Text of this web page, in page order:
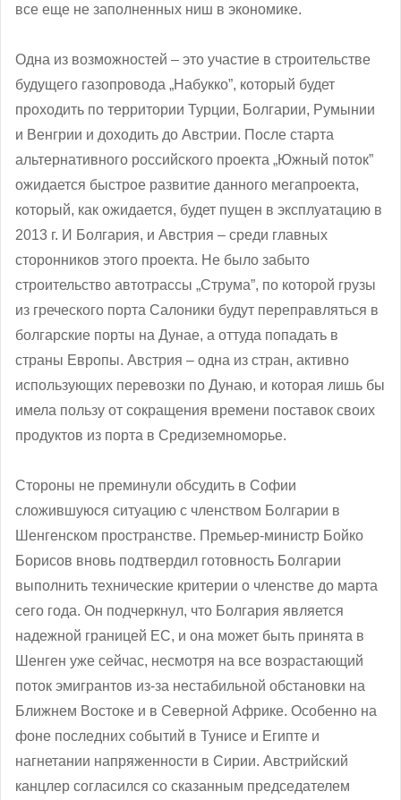
все еще не заполненных ниш в экономике.
Одна из возможностей – это участие в строительстве
будущего газопровода „Набукко”, который будет
проходить по территории Турции, Болгарии, Румынии
и Венгрии и доходить до Австрии. После старта
альтернативного российского проекта „Южный поток”
ожидается быстрое развитие данного мегапроекта,
который, как ожидается, будет пущен в эксплуатацию в
2013 г. И Болгария, и Австрия – среди главных
сторонников этого проекта. Не было забыто
строительство автотрассы „Струма”, по которой грузы
из греческого порта Салоники будут переправляться в
болгарские порты на Дунае, а оттуда попадать в
страны Европы. Австрия – одна из стран, активно
использующих перевозки по Дунаю, и которая лишь бы
имела пользу от сокращения времени поставок своих
продуктов из порта в Средиземноморье.
Стороны не преминули обсудить в Софии
сложившуюся ситуацию с членством Болгарии в
Шенгенском пространстве. Премьер-министр Бойко
Борисов вновь подтвердил готовность Болгарии
выполнить технические критерии о членстве до марта
сего года. Он подчеркнул, что Болгария является
надежной границей ЕС, и она может быть принята в
Шенген уже сейчас, несмотря на все возрастающий
поток эмигрантов из-за нестабильной обстановки на
Ближнем Востоке и в Северной Африке. Особенно на
фоне последних событий в Тунисе и Египте и
нагнетании напряженности в Сирии. Австрийский
канцлер согласился со сказанным председателем